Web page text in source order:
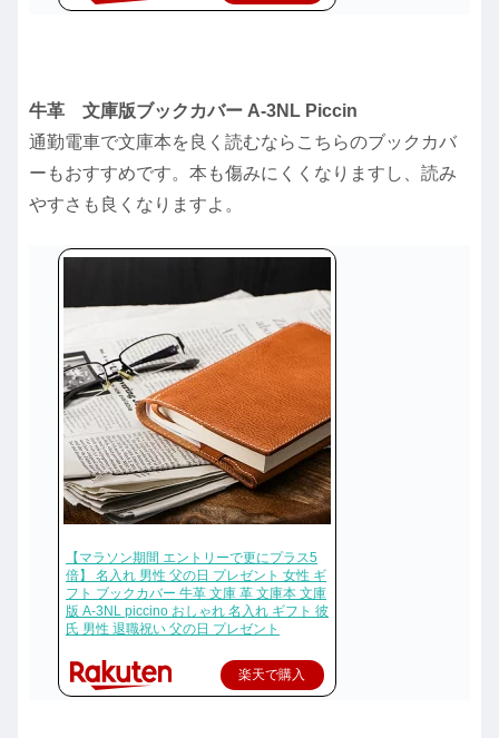
牛革 文庫版ブックカバー A-3NL Piccin
通勤電車で文庫本を良く読むならこちらのブックカバ
ーもおすすめです。本も傷みにくくなりますし、読み
やすさも良くなりますよ。
【マラソン期間 エントリーで更にプラス5
倍】 名入れ 男性 父の日 プレゼント 女性 ギ
フト ブックカバー 牛革 文庫 革 文庫本 文庫
版 A-3NL piccino おしゃれ 名入れ ギフト 彼
氏 男性 退職祝い 父の日 プレゼント
楽天で購入